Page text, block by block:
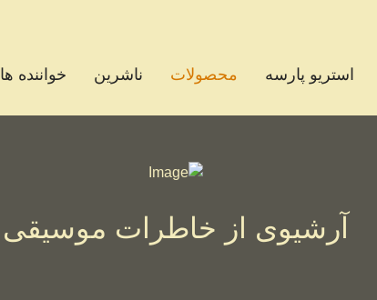
استریو پارسه محصولات ناشرین خواننده ها
آرشیوی از خاطرات موسیقی